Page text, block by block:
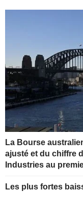
La Bourse
ajusté et du chiffre
Industries au
Les plus fortes